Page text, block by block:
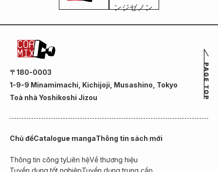
〒180-0003
1-9-9 Minamimachi, Kichijoji, Musashino, Tokyo
Toà nhà Yoshikoshi Jizou
Chủ đềCatalogue mangaThông tin sách mới
Thông tin công tyLiên hệVề thương hiệu